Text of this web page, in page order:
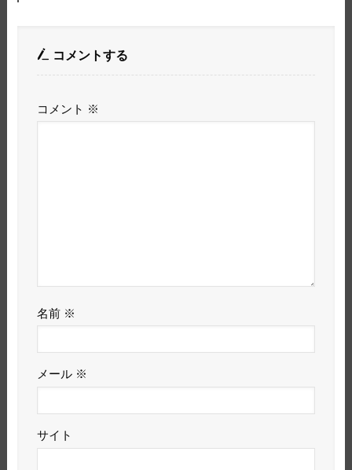
コメントする
コメント ※
名前 ※
メール ※
サイト